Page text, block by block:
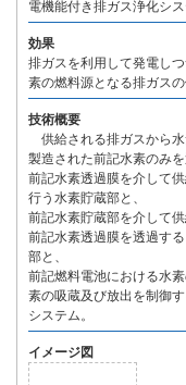
電機能付き排ガス浄化シ
効果
排ガスを利用して発電し
素の燃料源となる排ガス
技術概要
供給される排ガスから水
製造された前記水素のみ
前記水素透過膜を介して
行う水素貯蔵部と、
前記水素貯蔵部を介して
前記水素透過膜を透過す
部と、
前記燃料電池における水
素の吸蔵及び放出を制御
システム。
イメージ図